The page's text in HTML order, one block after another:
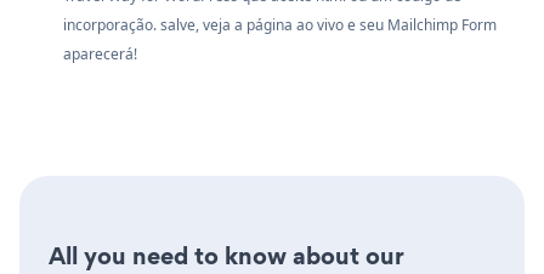
incorporação. salve, veja a página ao vivo e seu Mailchimp Form
aparecerá!
All you need to know about our